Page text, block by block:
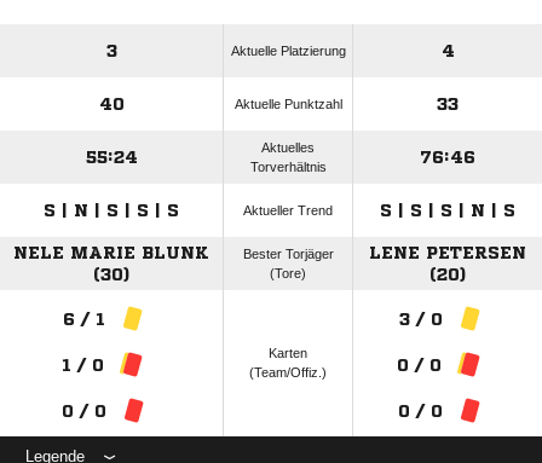
3 Aktuelle Platzierung 4
40 Aktuelle Punktzahl 33
55:24
Aktuelles
Torverhältnis
76:46
S | N | S | S | S Aktueller Trend S | S | S | N | S
NELE MARIE BLUNK
(30)
Bester Torjäger
(Tore)
LENE PETERSEN
(20)
6 / 1
1 / 0
0 / 0
Karten
(Team/Offiz.)
3 / 0
0 / 0
0 / 0
Legende